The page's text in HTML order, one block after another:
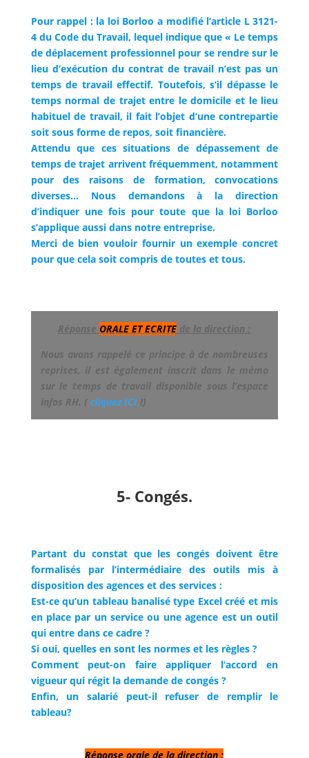
Pour rappel : la loi Borloo a modifié l’article L 3121-
4 du Code du Travail, lequel indique que « Le temps
de déplacement professionnel pour se rendre sur le
lieu d’exécution du contrat de travail n’est pas un
temps de travail effectif. Toutefois, s’il dépasse le
temps normal de trajet entre le domicile et le lieu
habituel de travail, il fait l’objet d’une contrepartie
soit sous forme de repos, soit financière.
Attendu que ces situations de dépassement de
temps de trajet arrivent fréquemment, notamment
pour des raisons de formation, convocations
diverses… Nous demandons à la direction
d’indiquer une fois pour toute que la loi Borloo
s’applique aussi dans notre entreprise.
Merci de bien vouloir fournir un exemple concret
pour que cela soit compris de toutes et tous.
RéponseORALE ET ECRITE de la direction :
Nous avons rappelé ce principe à de nombreuses
reprises, il est également inscrit dans le mémo
sur le temps de travail disponible sous l’espace
infos RH. (cliquez ICI !)
5- Congés.
Partant du constat que les congés doivent être
formalisés par l’intermédiaire des outils mis à
disposition des agences et des services :
Est-ce qu’un tableau banalisé type Excel créé et mis
en place par un service ou une agence est un outil
qui entre dans ce cadre ?
Si oui, quelles en sont les normes et les règles ?
Comment peut-on faire appliquer l’accord en
vigueur qui régit la demande de congés ?
Enfin, un salarié peut-il refuser de remplir le
tableau?
Réponse orale de la direction :